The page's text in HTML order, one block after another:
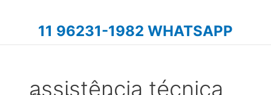
11 96231-1982 WHATSAPP
assistência técnica